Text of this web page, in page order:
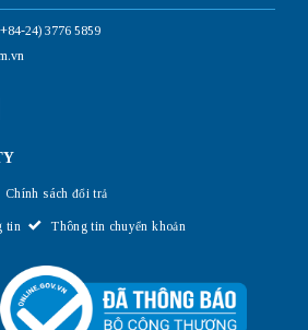
24) 3776 5859
Chính sách đổi trả
tin Thông tin chuyển khoản